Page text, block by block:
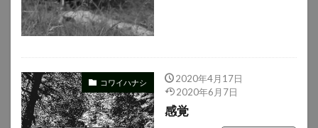
コワイハナシ
2020年4月17日
2020年6月7日
感覚